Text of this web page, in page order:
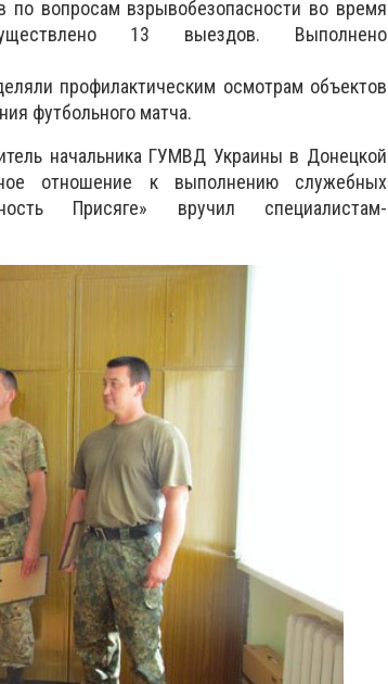
по вопросам взрывобезопасности во время
13 выездов. Выполнено
профилактическим осмотрам объектов
футбольного матча.
начальника ГУМВД Украины в Донецкой
отношение к выполнению служебных
Присяге» вручил специалистам-